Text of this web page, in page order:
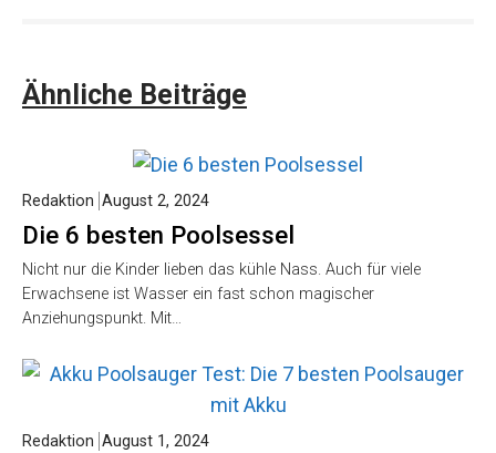
Ähnliche Beiträge
Die 6 besten Poolsessel
Redaktion August 2, 2024
Nicht nur die Kinder lieben das kühle Nass. Auch für viele
Erwachsene ist Wasser ein fast schon magischer
Anziehungspunkt. Mit…
Redaktion August 1, 2024